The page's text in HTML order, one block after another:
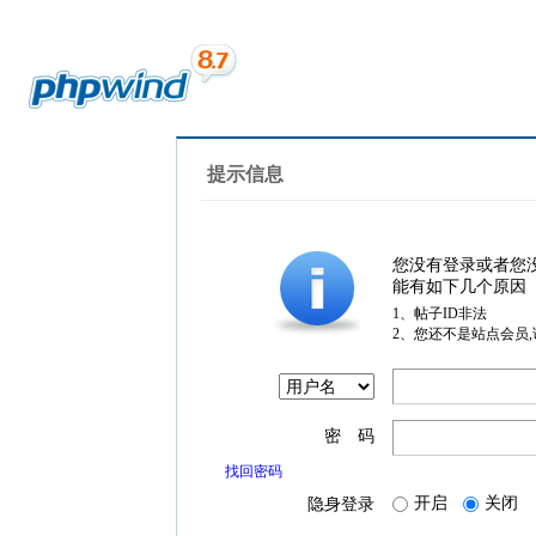
提示信息
您没有登录或者您
能有如下几个原因
1、帖子ID非法
2、您还不是站点会员
密 码
找回密码
隐身登录 开启 关闭